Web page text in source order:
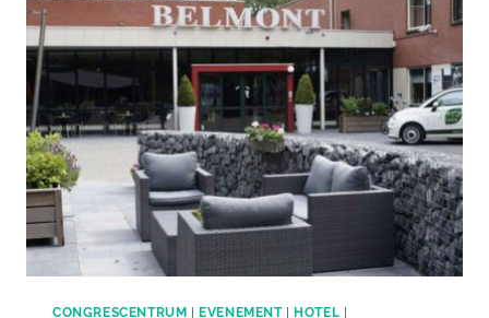
IEDEREEN
CONGRESCENTRUM EVENEMENT| HOTEL